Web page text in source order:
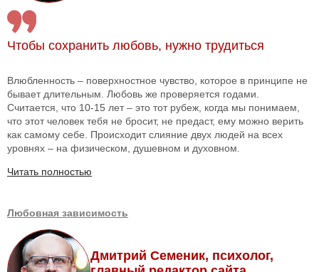
Чтобы сохранить любовь, нужно трудиться
Влюбленность – поверхностное чувство, которое в принципе не
бывает длительным. Любовь же проверяется годами.
Считается, что 10-15 лет – это тот рубеж, когда мы понимаем,
что этот человек тебя не бросит, не предаст, ему можно верить
как самому себе. Происходит слияние двух людей на всех
уровнях – на физическом, душевном и духовном.
Читать полностью
Любовная зависимость
Дмитрий Семеник, психолог,